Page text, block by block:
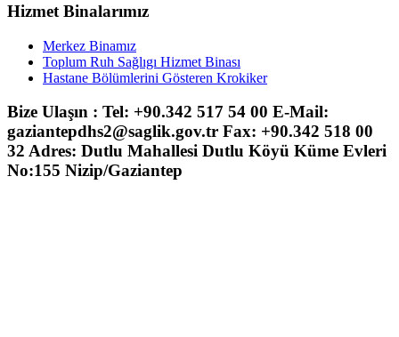
Hizmet Binalarımız
Merkez Binamız
Toplum Ruh Sağlıgı Hizmet Binası
Hastane Bölümlerini Gösteren Krokiker
Bize Ulaşın : Tel: +90.342 517 54 00 E-Mail:
gaziantepdhs2@saglik.gov.tr Fax: +90.342 518 00
32 Adres: Dutlu Mahallesi Dutlu Köyü Küme Evleri
No:155 Nizip/Gaziantep